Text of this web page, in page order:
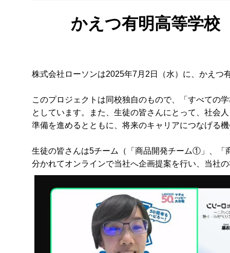
かえつ有明高等学校
株式会社ローソンは2025年7月2日（水）に、かえつ
このプロジェクトは同校独自のもので、「すべての
としています。また、生徒の皆さんにとって、社会
準備を進めるとともに、将来のキャリアにつなげる
生徒の皆さんは5チーム（「商品開発チーム①」、
分かれてオンラインで当社へ企画提案を行い、当社